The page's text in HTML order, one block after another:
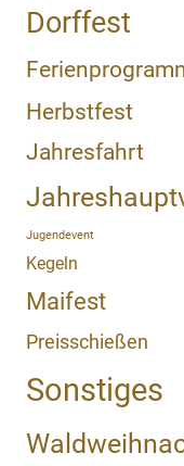
Dorffest
Herbstfest
Jahresfahrt
Jugendevent
Kegeln
Maifest
Preisschießen
Sonstiges